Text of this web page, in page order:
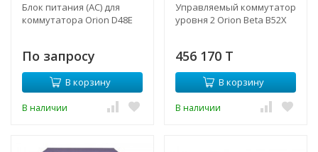
Блок питания (AC) для
коммутатора Orion D48E
По запросу
В корзину
В наличии
Управляемый коммутатор
уровня 2 Orion Beta B52X
456 170 T
В корзину
В наличии